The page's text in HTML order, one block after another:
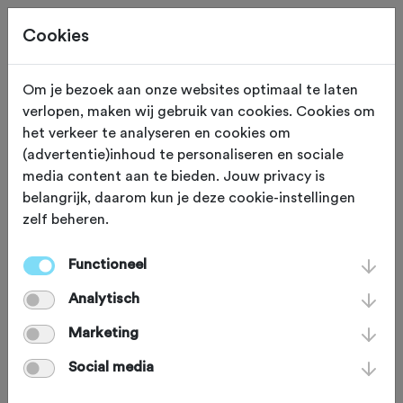
OVERIG Gewijzigd op 17 juni 2024
NTFU fietsverzekering
uitgebreid
We hebben goed nieuws! Vanaf 1
januari 2017 wordt de NTFU
fietsschadeverzekering uitgebreid. Zo
wordt deelname aan wedstrijden
Cookies
Om je bezoek aan onze websites optimaal te laten
verlopen, maken wij gebruik van cookies. Cookies om
het verkeer te analyseren en cookies om
(advertentie)inhoud te personaliseren en sociale
media content aan te bieden. Jouw privacy is
belangrijk, daarom kun je deze cookie-instellingen
zelf beheren.
Functioneel
Analytisch
Marketing
Social media